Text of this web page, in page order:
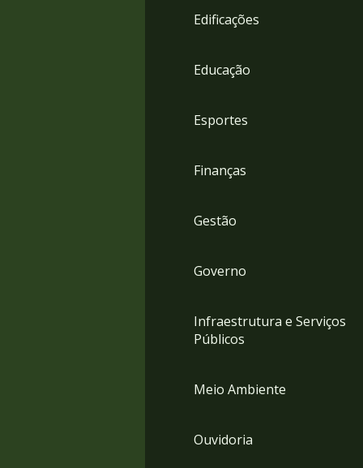
Edificações
Educação
Esportes
Finanças
Gestão
Governo
Infraestrutura e Serviços
Públicos
Meio Ambiente
Ouvidoria